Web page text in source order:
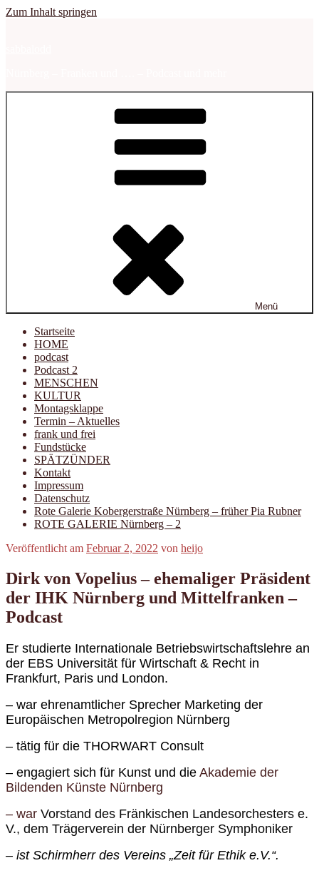
Zum Inhalt springen
Menü
Startseite
HOME
podcast
Podcast 2
MENSCHEN
KULTUR
Montagsklappe
Termin – Aktuelles
frank und frei
Fundstücke
SPÄTZÜNDER
Kontakt
Impressum
Datenschutz
Rote Galerie Kobergerstraße Nürnberg – früher Pia Rubner
ROTE GALERIE Nürnberg – 2
Veröffentlicht am Februar 2, 2022 von heijo
Dirk von Vopelius – ehemaliger Präsident
der IHK Nürnberg und Mittelfranken –
Podcast
Er studierte Internationale Betriebswirtschaftslehre an
der EBS Universität für Wirtschaft & Recht in
Frankfurt, Paris und London.
– war ehrenamtlicher Sprecher Marketing der
Europäischen Metropolregion Nürnberg
– tätig für die THORWART Consult
– engagiert sich für Kunst und die Akademie der
Bildenden Künste Nürnberg
– war Vorstand des Fränkischen Landesorchesters e.
V., dem Trägerverein der Nürnberger Symphoniker
– ist Schirmherr des Vereins „Zeit für Ethik e.V.“.